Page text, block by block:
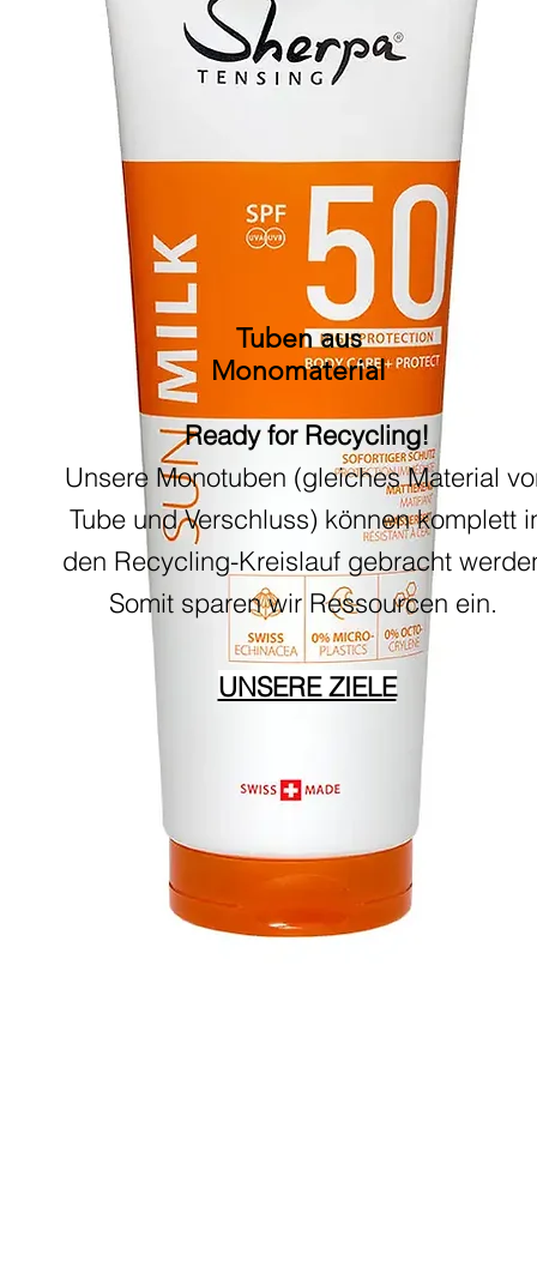
Tuben aus
Monomaterial
Ready for Recycling!
Unsere Monotuben (gleiches Material
Tube und Verschluss) können komplett
den Recycling-Kreislauf gebracht
Somit sparen wir Ressourcen ein.
UNSERE ZIELE